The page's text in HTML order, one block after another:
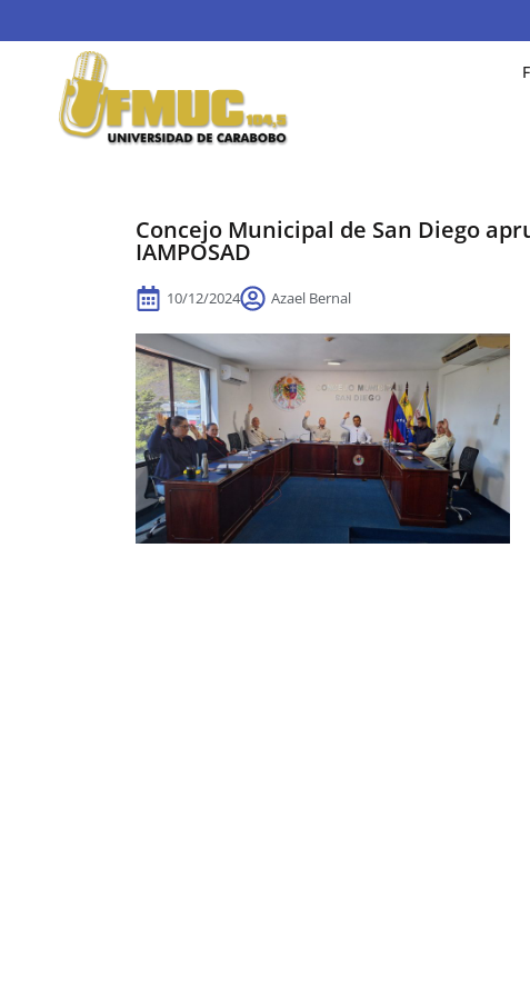
Concejo Municipal de San Diego
IAMPOSAD
10/12/2024 Azael Bernal